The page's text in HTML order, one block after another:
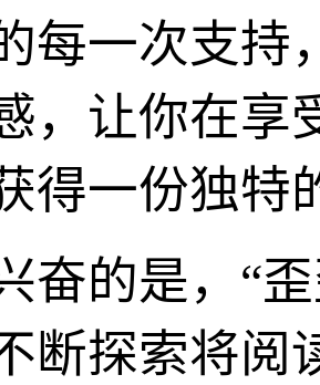
每一次支持
，让你在享
得一份独特
奋的是，“
断探索将阅